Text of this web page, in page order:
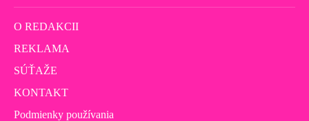
O REDAKCII
REKLAMA
SÚŤAŽE
KONTAKT
Podmienky používania